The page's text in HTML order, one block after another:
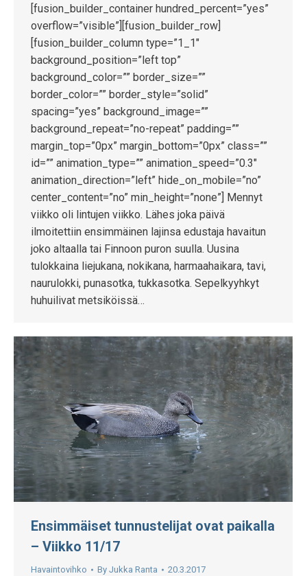
[fusion_builder_container hundred_percent=”yes”
overflow=”visible”][fusion_builder_row]
[fusion_builder_column type=”1_1″
background_position=”left top”
background_color=”” border_size=””
border_color=”” border_style=”solid”
spacing=”yes” background_image=””
background_repeat=”no-repeat” padding=””
margin_top=”0px” margin_bottom=”0px” class=””
id=”” animation_type=”” animation_speed=”0.3″
animation_direction=”left” hide_on_mobile=”no”
center_content=”no” min_height=”none”] Mennyt
viikko oli lintujen viikko. Lähes joka päivä
ilmoitettiin ensimmäinen lajinsa edustaja havaitun
joko altaalla tai Finnoon puron suulla. Uusina
tulokkaina liejukana, nokikana, harmaahaikara, tavi,
naurulokki, punasotka, tukkasotka. Sepelkyyhkyt
huhuilivat metsiköissä…
Ensimmäiset tunnustelijat ovat paikalla
– Viikko 11/17
Havaintovihko By Jukka Ranta 20.3.2017